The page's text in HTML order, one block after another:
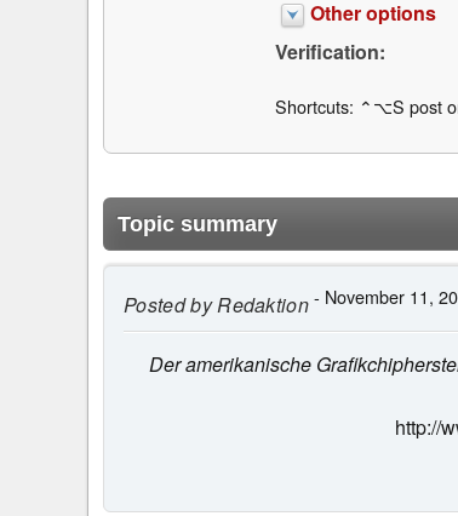
Other options
Verification:
Shortcuts: ⌃⌥S post
Topic summary
Posted byRedaktion- November 11,
Der amerikanische
http://